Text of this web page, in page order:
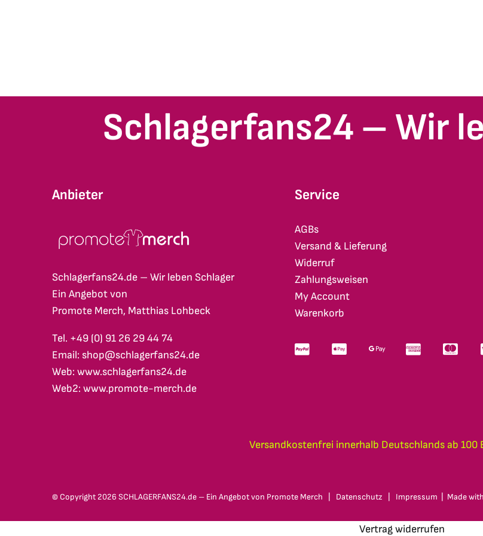
Schlagerfans24 – Wir
Anbieter
Schlagerfans24.de – Wir leben Schlager
Ein Angebot von
Promote Merch, Matthias Lohbeck
Tel. +49 (0) 91 26 29 44 74
Email: shop@schlagerfans24.de
Web: www.schlagerfans24.de
Web2: www.promote-merch.de
Service
AGBs
Versand & Lieferung
Widerruf
Zahlungsweisen
My Account
Warenkorb
Versandkostenfrei innerhalb Deutschlands ab 100
© Copyright 2026 SCHLAGERFANS24.de – Ein Angebot von Promote Merch Datenschutz Impressum | Made
Vertrag widerrufen